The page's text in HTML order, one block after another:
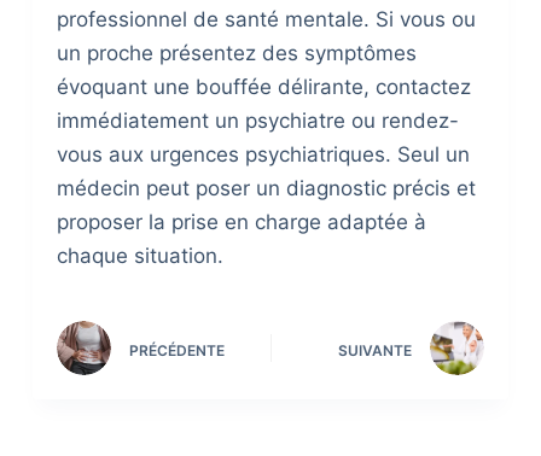
professionnel de santé mentale. Si vous ou
un proche présentez des symptômes
évoquant une bouffée délirante, contactez
immédiatement un psychiatre ou rendez-
vous aux urgences psychiatriques. Seul un
médecin peut poser un diagnostic précis et
proposer la prise en charge adaptée à
chaque situation.
PRÉCÉDENTE SUIVANTE